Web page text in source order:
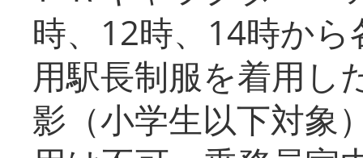
時、12時、14時か
用駅長制服を着用し
影（小学生以下対象